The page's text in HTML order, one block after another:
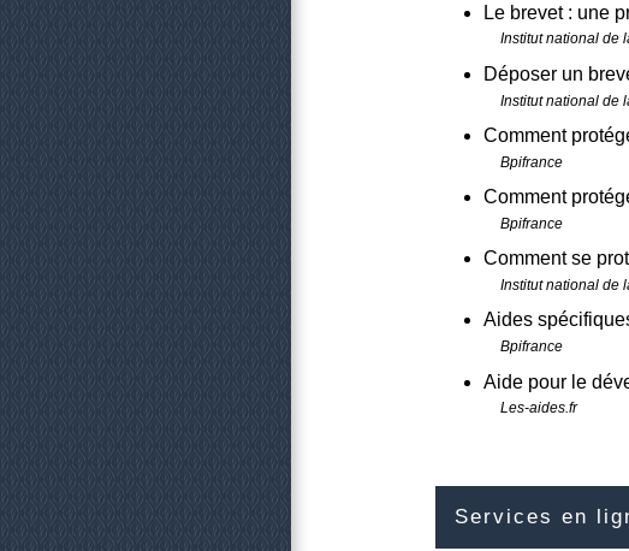
Le brevet : une
Institut national de
Déposer un
Institut national de
Comment
Bpifrance
Comment
Bpifrance
Comment se
Institut national de
Aides
Bpifrance
Aide pour le
Les-aides.fr
Services en